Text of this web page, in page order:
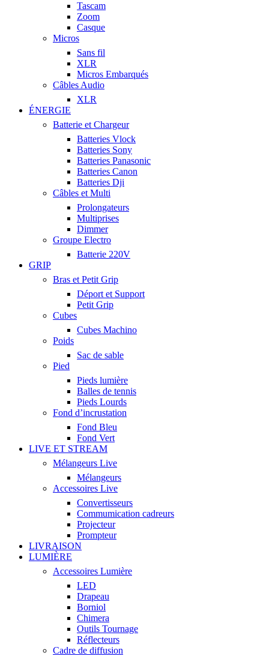
Tascam
Zoom
Casque
Micros
Sans fil
XLR
Micros Embarqués
Câbles Audio
XLR
ÉNERGIE
Batterie et Chargeur
Batteries Vlock
Batteries Sony
Batteries Panasonic
Batteries Canon
Batteries Dji
Câbles et Multi
Prolongateurs
Multiprises
Dimmer
Groupe Electro
Batterie 220V
GRIP
Bras et Petit Grip
Déport et Support
Petit Grip
Cubes
Cubes Machino
Poids
Sac de sable
Pied
Pieds lumière
Balles de tennis
Pieds Lourds
Fond d’incrustation
Fond Bleu
Fond Vert
LIVE ET STREAM
Mélangeurs Live
Mélangeurs
Accessoires Live
Convertisseurs
Commumication cadreurs
Projecteur
Prompteur
LIVRAISON
LUMIÈRE
Accessoires Lumière
LED
Drapeau
Borniol
Chimera
Outils Tournage
Réflecteurs
Cadre de diffusion